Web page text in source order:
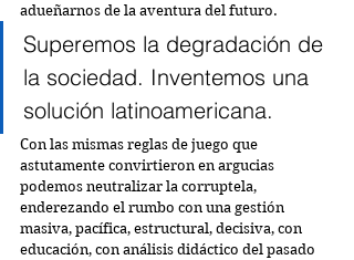
adueñarnos de la aventura del futuro.
Superemos la degradación de
la sociedad. Inventemos una
solución latinoamericana.
Con las mismas reglas de juego que
astutamente convirtieron en argucias
podemos neutralizar la corruptela,
enderezando el rumbo con una gestión
masiva, pacífica, estructural, decisiva, con
educación, con análisis didáctico del pasado